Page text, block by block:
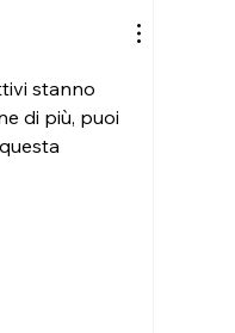
stanno
di più, puoi